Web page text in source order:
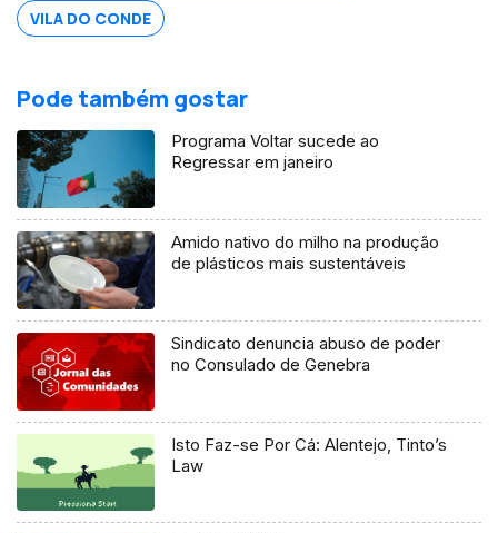
VILA DO CONDE
Pode também gostar
Programa Voltar sucede ao
Regressar em janeiro
Amido nativo do milho na produção
de plásticos mais sustentáveis
Sindicato denuncia abuso de poder
no Consulado de Genebra
Isto Faz-se Por Cá: Alentejo, Tinto’s
Law